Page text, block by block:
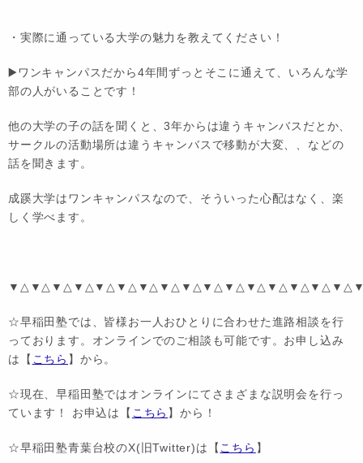
・実際に通っている大学の魅力を教えてください！
▶️ ワンキャンパスだから4年間ずっとそこに通えて、いろんな学
部の人がいることです！
他の大学の子の話を聞くと、3年からは違うキャンバスだとか、
サークルの活動場所は違うキャンバスで移動が大変、、などの
話を聞きます。
成蹊大学はワンキャンパスなので、そういった心配はなく、楽
しく学べます。
☆早稲田塾では、皆様お一人おひとりに合わせた進路相談を行
っております。オンラインでのご相談も可能です。お申し込み
は【 こちら 】から。
☆現在、早稲田塾ではオンラインにてさまざまな説明会を行っ
ています！ お申込は【 こちら 】から！
☆早稲田塾青葉台校のX(旧Twitter)は【こちら 】